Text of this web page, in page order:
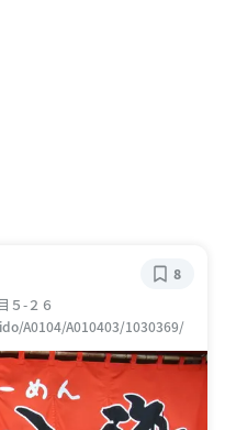
５-２６
A0104/A010403/1030369/
8